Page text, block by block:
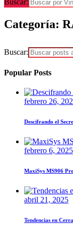
Buscar:
Categoría:
Buscar:
Popular Posts
febrero 26,
Descifrando el
febrero 6, 2025
MaxiSys MS906
abril 21, 2025
Tendencias en